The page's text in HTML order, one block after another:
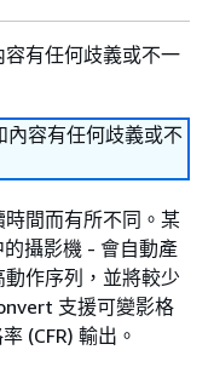
有任何歧義或不一
內容有任何歧義或不
間而有所不同。某
攝影機 - 會自動產
作序列，並將較少
支援可變影格
(CFR) 輸出。